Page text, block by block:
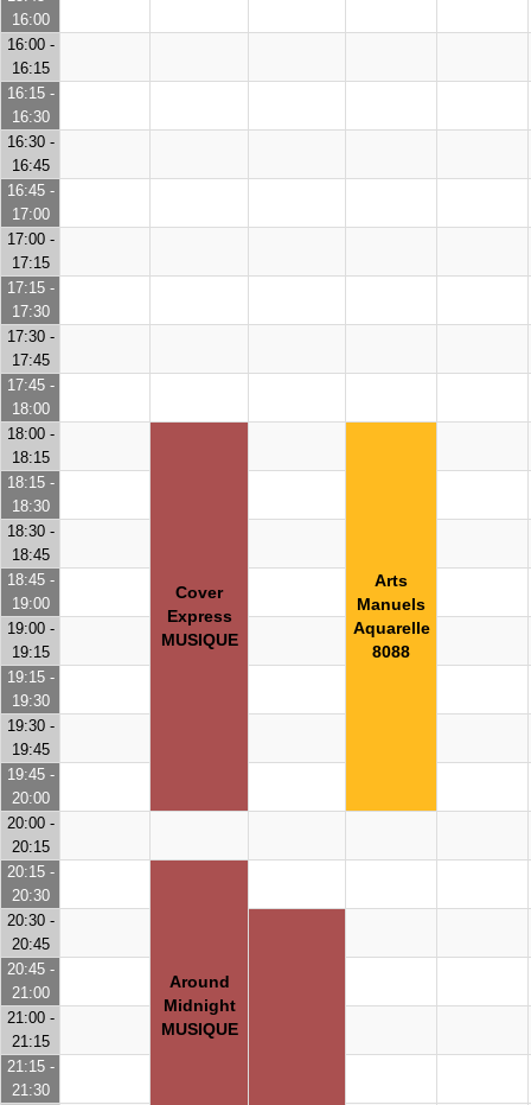
16:00
16:00 -
16:15
16:15 -
16:30
16:30 -
16:45
16:45 -
17:00
17:00 -
17:15
17:15 -
17:30
17:30 -
17:45
17:45 -
18:00
18:00 -
18:15
Cover
Express
MUSIQUE
Arts
Manuels
Aquarelle
8088
18:15 -
18:30
18:30 -
18:45
18:45 -
19:00
19:00 -
19:15
19:15 -
19:30
19:30 -
19:45
19:45 -
20:00
20:00 -
20:15
20:15 -
20:30
Around
Midnight
MUSIQUE
20:30 -
20:45
20:45 -
21:00
21:00 -
21:15
21:15 -
21:30